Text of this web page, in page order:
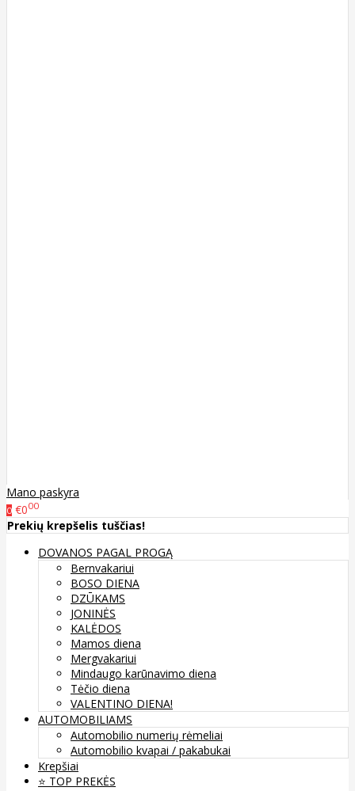
Mano paskyra
0 €000
Prekių krepšelis tuščias!
DOVANOS PAGAL PROGĄ
Bernvakariui
BOSO DIENA
DZŪKAMS
JONINĖS
KALĖDOS
Mamos diena
Mergvakariui
Mindaugo karūnavimo diena
Tėčio diena
VALENTINO DIENA!
AUTOMOBILIAMS
Automobilio numerių rėmeliai
Automobilio kvapai / pakabukai
Krepšiai
⭐️ TOP PREKĖS